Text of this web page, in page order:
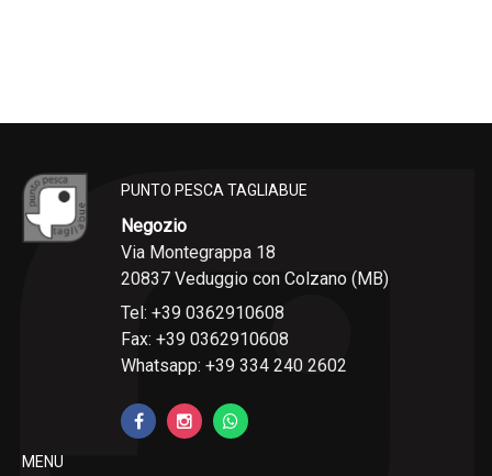
PUNTO PESCA TAGLIABUE
Negozio
Via Montegrappa 18
20837 Veduggio con Colzano (MB)
Tel: +39 0362910608
Fax: +39 0362910608
Whatsapp: +39 334 240 2602
MENU